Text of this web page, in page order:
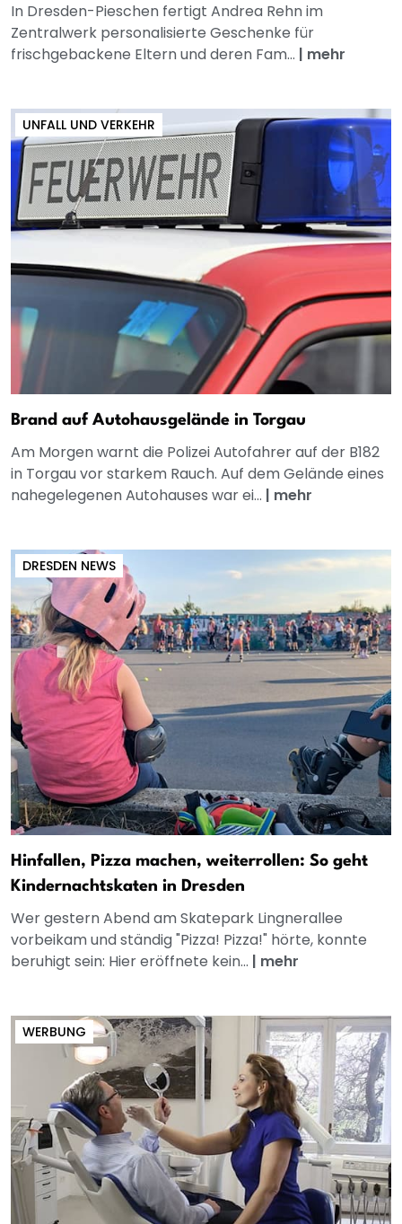
In Dresden-Pieschen fertigt Andrea Rehn im
Zentralwerk personalisierte Geschenke für
frischgebackene Eltern und deren Fam... | mehr
UNFALL UND VERKEHR
Brand auf Autohausgelände in Torgau
Am Morgen warnt die Polizei Autofahrer auf der B182
in Torgau vor starkem Rauch. Auf dem Gelände eines
nahegelegenen Autohauses war ei... | mehr
DRESDEN NEWS
Hinfallen, Pizza machen, weiterrollen: So geht
Kindernachtskaten in Dresden
Wer gestern Abend am Skatepark Lingnerallee
vorbeikam und ständig "Pizza! Pizza!" hörte, konnte
beruhigt sein: Hier eröffnete kein... | mehr
WERBUNG